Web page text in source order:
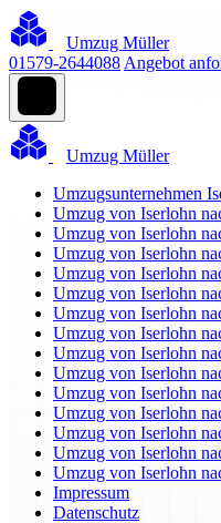
Umzug Müller
01579-2644088 Angebot
Umzug Müller
Umzugsunternehmen
Umzug von Iserlohn
Umzug von Iserlohn
Umzug von Iserlohn
Umzug von Iserlohn
Umzug von Iserlohn
Umzug von Iserlohn
Umzug von Iserlohn
Umzug von Iserlohn
Umzug von Iserlohn
Umzug von Iserlohn
Umzug von Iserlohn
Umzug von Iserlohn
Umzug von Iserlohn
Umzug von Iserlohn
Impressum
Datenschutz